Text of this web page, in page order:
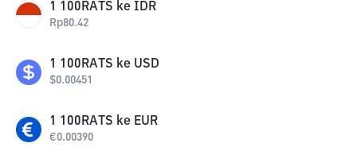
1 100RATS ke IDR
Rp80.42
1 100RATS ke USD
$0.00451
1 100RATS ke EUR
€0.00390